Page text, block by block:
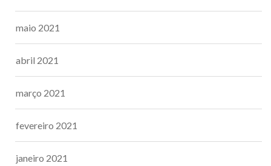
maio 2021
abril 2021
março 2021
fevereiro 2021
janeiro 2021